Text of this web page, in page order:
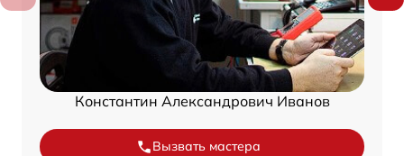
Константин Александрович Иванов
Вызвать мастера